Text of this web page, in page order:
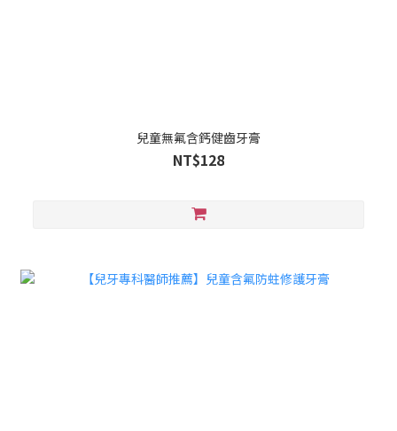
兒童無氟含鈣健齒牙膏
NT$128